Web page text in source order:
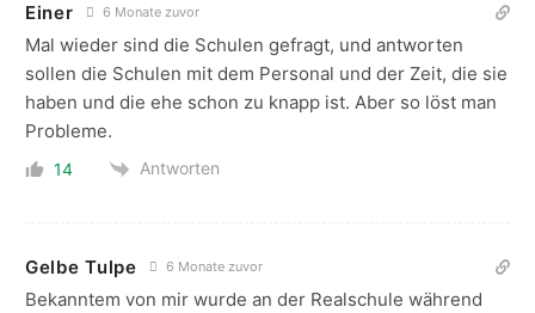
Einer 6 Monate zuvor
Mal wieder sind die Schulen gefragt, und antworten
sollen die Schulen mit dem Personal und der Zeit, die sie
haben und die ehe schon zu knapp ist. Aber so löst man
Probleme.
14 Antworten
Gelbe Tulpe 6 Monate zuvor
Bekanntem von mir wurde an der Realschule während